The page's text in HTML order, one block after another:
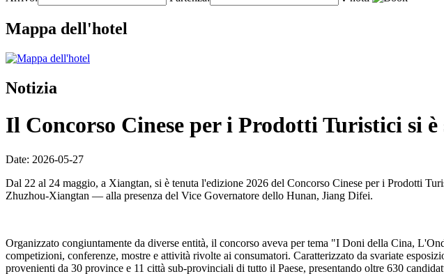
Mappa dell'hotel
Notizia
Il Concorso Cinese per i Prodotti Turistici si
Date: 2026-05-27
Dal 22 al 24 maggio, a Xiangtan, si è tenuta l'edizione 2026 del Concorso Cinese per i Prodotti
Zhuzhou-Xiangtan — alla presenza del Vice Governatore dello Hunan, Jiang Difei.
Organizzato congiuntamente da diverse entità, il concorso aveva per tema "I Doni della Cina,
competizioni, conferenze, mostre e attività rivolte ai consumatori. Caratterizzato da svariate
provenienti da 30 province e 11 città sub-provinciali di tutto il Paese, presentando oltre 630